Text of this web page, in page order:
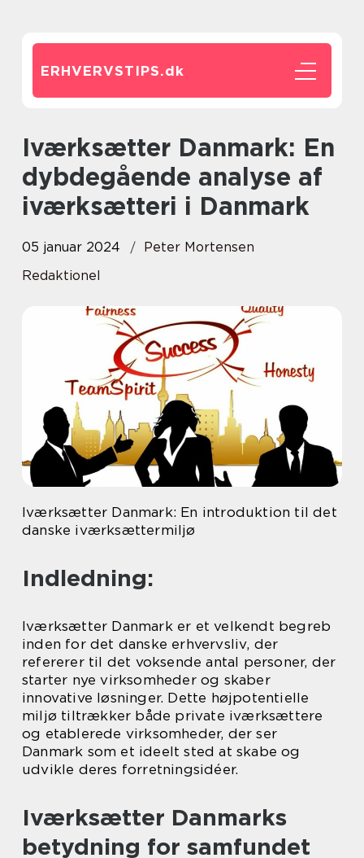
ERHVERVSTIPS.dk
Iværksætter Danmark: En
dybdegående analyse af
iværksætteri i Danmark
05 januar 2024
Peter Mortensen
Redaktionel
Iværksætter Danmark: En introduktion til det
danske iværksættermiljø
Indledning:
Iværksætter Danmark er et velkendt begreb
inden for det danske erhvervsliv, der
refererer til det voksende antal personer, der
starter nye virksomheder og skaber
innovative løsninger. Dette højpotentielle
miljø tiltrækker både private iværksættere
og etablerede virksomheder, der ser
Danmark som et ideelt sted at skabe og
udvikle deres forretningsidéer.
Iværksætter Danmarks
betydning for samfundet